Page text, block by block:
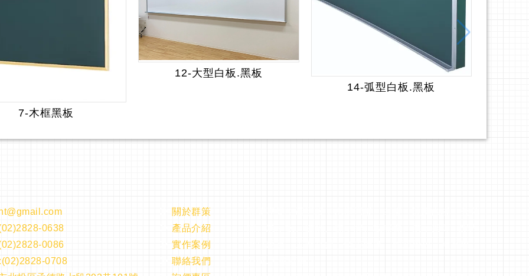
7-木框黑板
12-大型白板.黑板
14-弧型白板.黑板
0638
0086
0708
關於群策
產品介紹
實作案例
聯絡我們